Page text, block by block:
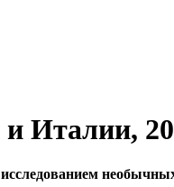
Италии,